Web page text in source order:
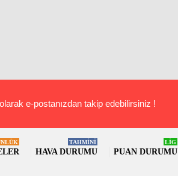
e-postanızdan takip edebilirsiniz !
HAVA DURUMU
TAHMİNİ
PUAN DURUMU
LİG